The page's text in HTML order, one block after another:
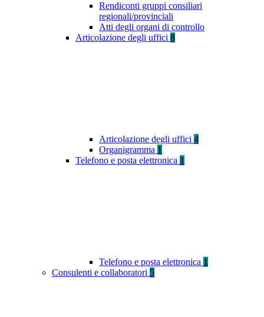
Rendiconti gruppi consiliari
regionali/provinciali
Atti degli organi di controllo
Articolazione degli uffici 8
Articolazione degli uffici 4
Organigramma 1
Telefono e posta elettronica 1
Telefono e posta elettronica 1
Consulenti e collaboratori 5